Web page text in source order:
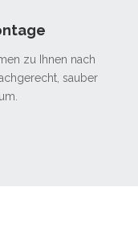
zu Ihnen nach
sauber